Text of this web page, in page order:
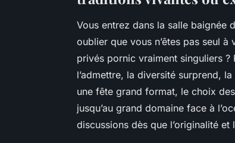
Vous entrez dans la salle baignée
oublier que vous n’êtes pas seul
privés pornic vraiment singuliers ?
l’admettre, la diversité surprend,
une fête grand format, le choix
jusqu’au grand domaine face à
discussions dès que l’originalité